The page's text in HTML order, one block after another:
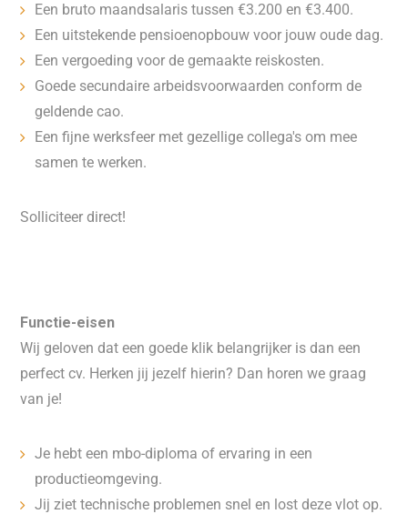
Een bruto maandsalaris tussen €3.200 en €3.400.
Een uitstekende pensioenopbouw voor jouw oude dag.
Een vergoeding voor de gemaakte reiskosten.
Goede secundaire arbeidsvoorwaarden conform de
geldende cao.
Een fijne werksfeer met gezellige collega's om mee
samen te werken.
Solliciteer direct!
Functie-eisen
Wij geloven dat een goede klik belangrijker is dan een
perfect cv. Herken jij jezelf hierin? Dan horen we graag
van je!
Je hebt een mbo-diploma of ervaring in een
productieomgeving.
Jij ziet technische problemen snel en lost deze vlot op.